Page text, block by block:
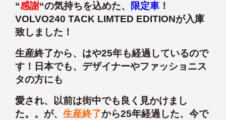
“感謝“の気持ちを込めた、 限定車 ！
VOLVO240 TACK LIMTED EDITIONが入庫
致しました！
生産終了から、はや25年も経過しているので
す！日本でも、デザイナーやファッショニス
タの方にも
愛され、以前は街中でも良く見かけまし
た。。が、 生産終了から25年経過した、今で